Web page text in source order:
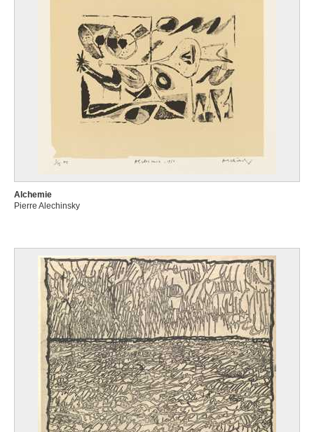
Alchemie
Pierre Alechinsky